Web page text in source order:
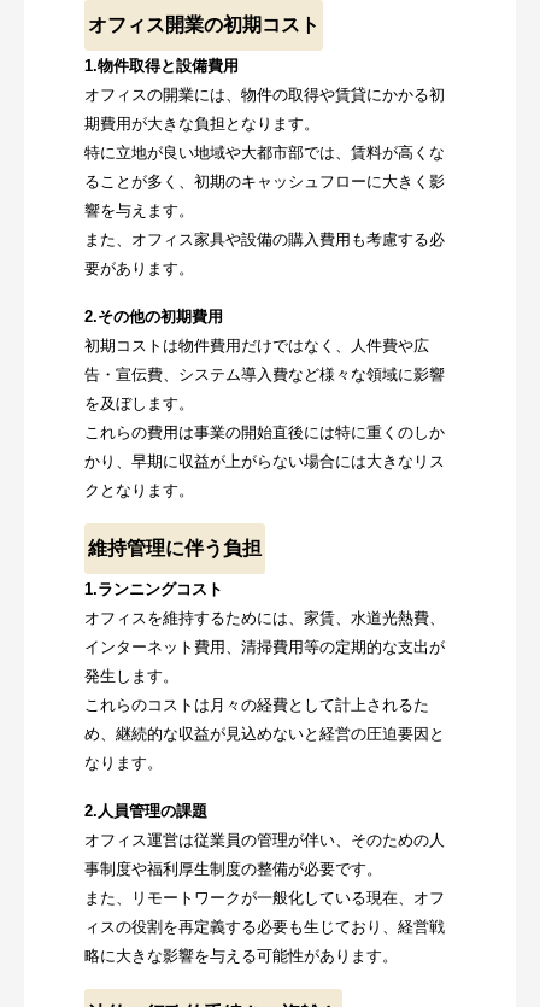
オフィス開業の初期コスト
1.物件取得と設備費用
オフィスの開業には、物件の取得や賃貸にかかる初
期費用が大きな負担となります。
特に立地が良い地域や大都市部では、賃料が高くな
ることが多く、初期のキャッシュフローに大きく影
響を与えます。
また、オフィス家具や設備の購入費用も考慮する必
要があります。
2.その他の初期費用
初期コストは物件費用だけではなく、人件費や広
告・宣伝費、システム導入費など様々な領域に影響
を及ぼします。
これらの費用は事業の開始直後には特に重くのしか
かり、早期に収益が上がらない場合には大きなリス
クとなります。
維持管理に伴う負担
1.ランニングコスト
オフィスを維持するためには、家賃、水道光熱費、
インターネット費用、清掃費用等の定期的な支出が
発生します。
これらのコストは月々の経費として計上されるた
め、継続的な収益が見込めないと経営の圧迫要因と
なります。
2.人員管理の課題
オフィス運営は従業員の管理が伴い、そのための人
事制度や福利厚生制度の整備が必要です。
また、リモートワークが一般化している現在、オフ
ィスの役割を再定義する必要も生じており、経営戦
略に大きな影響を与える可能性があります。